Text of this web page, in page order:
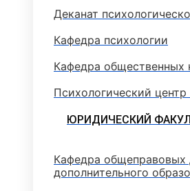
Деканат
Кафедра психологии
Кафедра общественных
Психологический
ЮРИДИЧЕСКИЙ
Кафедра общеправовых
дополнительного